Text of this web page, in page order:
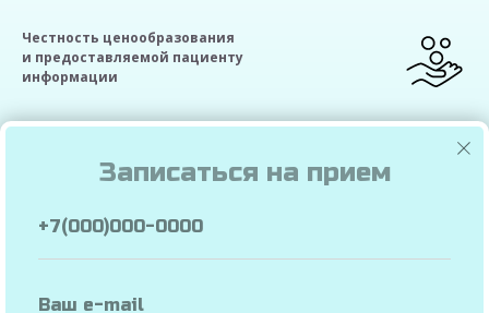
Честность ценообразования
и предоставляемой пациенту
информации
Экономия времени благодаря
своей лаборатории и процедурному
в центре города
Записаться на прием